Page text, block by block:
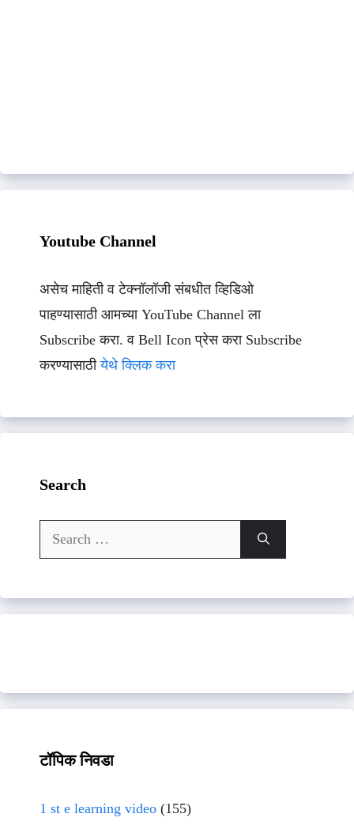
Youtube Channel
असेच माहिती व टेक्नॉलॉजी संबधीत व्हिडिओ
पाहण्यासाठी आमच्या YouTube Channel ला
Subscribe करा. व Bell Icon प्रेस करा Subscribe
करण्यासाठीयेथे क्लिक करा
Search
Search
for:
टॉपिक निवडा
1 st e learning video (155)